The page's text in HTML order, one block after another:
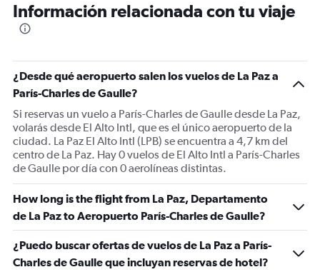
Información relacionada con tu viaje
¿Desde qué aeropuerto salen los vuelos de La Paz a
París-Charles de Gaulle?
Si reservas un vuelo a París-Charles de Gaulle desde La Paz,
volarás desde El Alto Intl, que es el único aeropuerto de la
ciudad. La Paz El Alto Intl (LPB) se encuentra a 4,7 km del
centro de La Paz. Hay 0 vuelos de El Alto Intl a París-Charles
de Gaulle por día con 0 aerolíneas distintas.
How long is the flight from La Paz, Departamento
de La Paz to Aeropuerto París-Charles de Gaulle?
¿Puedo buscar ofertas de vuelos de La Paz a París-
Charles de Gaulle que incluyan reservas de hotel?